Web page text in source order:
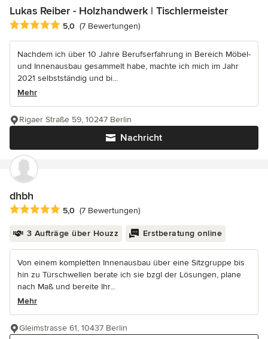
Lukas Reiber - Holzhandwerk | Tischlermeister
Durchschnittliche Bewertung: 5 von 5 Sternen
5,0 (7 Bewertungen)
Nachdem ich über 10 Jahre Berufserfahrung in Bereich Möbel-
und Innenausbau gesammelt habe, machte ich mich im Jahr
2021 selbstständig und bi...
Mehr
Nachricht
Rigaer Straße 59, 10247 Berlin
dhbh
Durchschnittliche Bewertung: 5 von 5 Sternen
5,0 (7 Bewertungen)
3 Aufträge über Houzz Erstberatung online
Von einem kompletten Innenausbau über eine Sitzgruppe bis
hin zu Türschwellen berate ich sie bzgl der Lösungen, plane
nach Maß und bereite Ihr...
Mehr
Gleimstrasse 61, 10437 Berlin